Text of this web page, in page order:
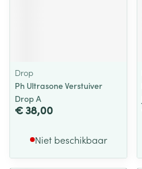
Drop
Ph Ultrasone Verstuiver
Drop A
€ 38,00
Niet beschikbaar